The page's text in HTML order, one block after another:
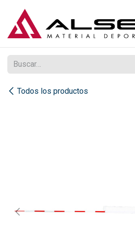
Todos los productos